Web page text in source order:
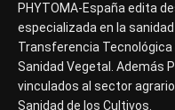
PHYTOMA-España edita
especializada en la
Transferencia
Sanidad Vegetal. Además
vinculados al sector
Sanidad de los Cultivos.